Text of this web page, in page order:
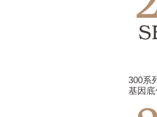
300系
基因底